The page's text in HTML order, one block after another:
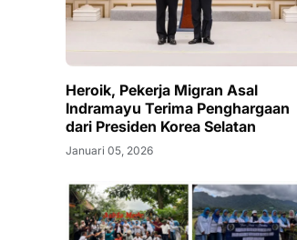
Heroik, Pekerja Migran Asal
Indramayu Terima Penghargaan
dari Presiden Korea Selatan
Januari 05, 2026